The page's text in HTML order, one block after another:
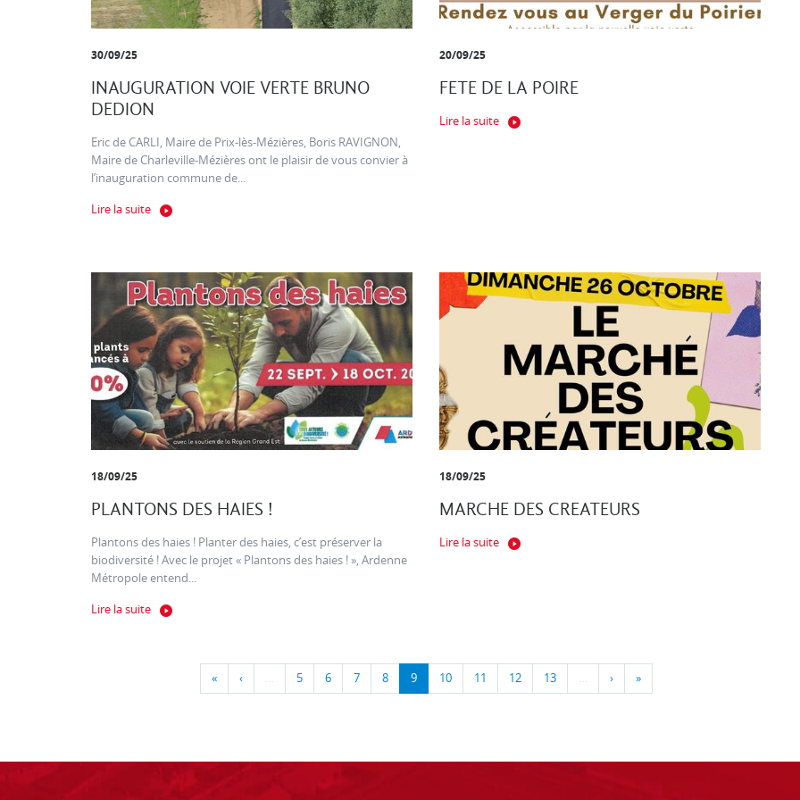
30/09/25
INAUGURATION VOIE VERTE BRUNO
DEDION
Eric de CARLI, Maire de Prix-lès-Mézières, Boris RAVIGNON,
Maire de Charleville-Mézières ont le plaisir de vous convier à
l’inauguration commune de...
Lire la suite
20/09/25
FETE DE LA POIRE
Lire la suite
18/09/25
PLANTONS DES HAIES !
Plantons des haies ! Planter des haies, c’est préserver la
biodiversité ! Avec le projet « Plantons des haies ! », Ardenne
Métropole entend...
Lire la suite
18/09/25
MARCHE DES CREATEURS
Lire la suite
« ‹ … 5 6 7 8 9 10 11 12 13 … › »